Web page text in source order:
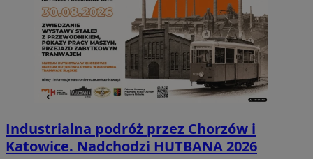
Industrialna podróż przez Chorzów i
Katowice. Nadchodzi HUTBANA 2026